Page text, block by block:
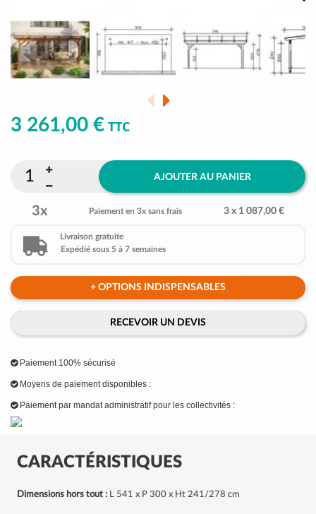
CARACTÉRISTIQUES
Dimensions hors tout : L 541 x P 300 x Ht 241/278 cm
3 261,00 € TTC
AJOUTER AU PANIER
3x Paiement en 3x sans frais 3 x 1 087,00 €
Livraison gratuite
Expédié sous 5 à 7 semaines
+ OPTIONS INDISPENSABLES
RECEVOIR UN DEVIS
Paiement 100% sécurisé
Moyens de paiement disponibles :
Paiement par mandat administratif pour les collectivités :